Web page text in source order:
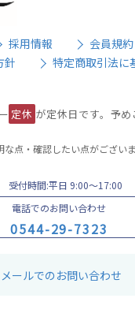
採用情報
会員規約
針
特定商取引法に
定休 が定休日です。予め
な点・確認したい点がござい
受付時間:平日 9:00〜17:00
電話でのお問い合わせ
0544-29-7323
メールでのお問い合わせ